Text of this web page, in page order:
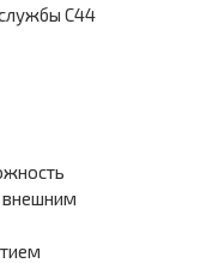
С44
внешним